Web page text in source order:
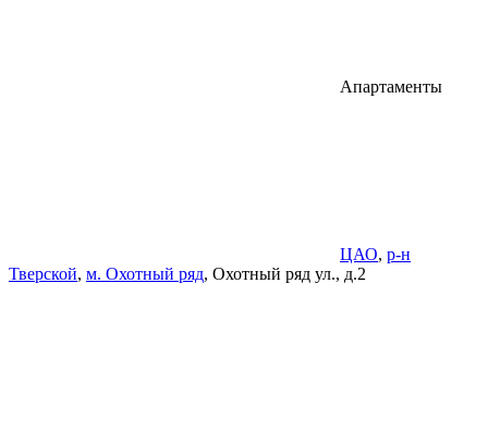
Апартаменты
ЦАО, р-н
Тверской, м. Охотный ряд, Охотный ряд ул., д.2